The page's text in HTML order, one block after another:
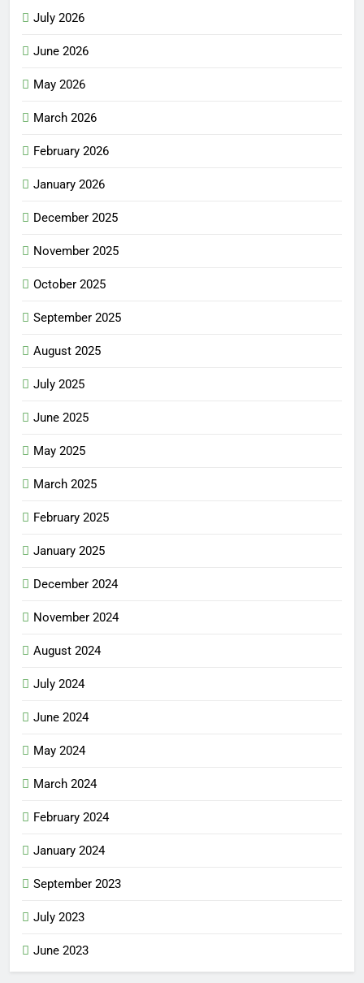
July 2026
June 2026
May 2026
March 2026
February 2026
January 2026
December 2025
November 2025
October 2025
September 2025
August 2025
July 2025
June 2025
May 2025
March 2025
February 2025
January 2025
December 2024
November 2024
August 2024
July 2024
June 2024
May 2024
March 2024
February 2024
January 2024
September 2023
July 2023
June 2023